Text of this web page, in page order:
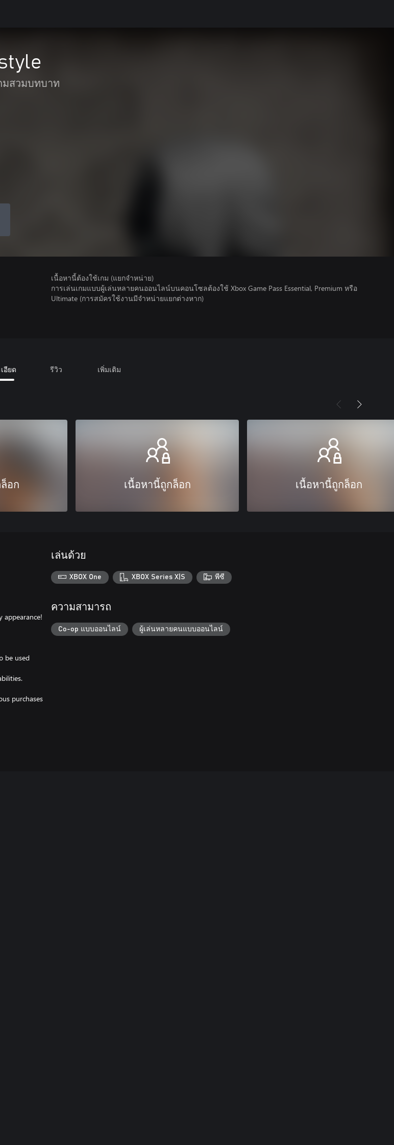
มสวมบทบาท
เนื้อหานี้ต้องใช้เกม (แยกจำหน่าย)
การเล่นเกมแบบผู้เล่นหลายคนออนไลน์บนคอนโซลต้องใช้ Xbox Game Pass Essential, Premium หรือ
Ultimate (การสมัครใช้งานมีจําหน่ายแยกต่างหาก)
อียด รีวิว เพิ่มเติม
อก เนื้อหานี้ถูกล็อก เนื้อหานี้ถูกล็อก
appearance!
be used
purchases
เล่นด้วย
XBOX One XBOX Series X|S พีซี
ความสามารถ
Co-op แบบออนไลน์ ผู้เล่นหลายคนแบบออนไลน์